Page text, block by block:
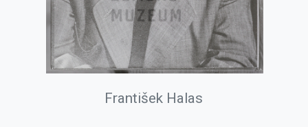
František Halas